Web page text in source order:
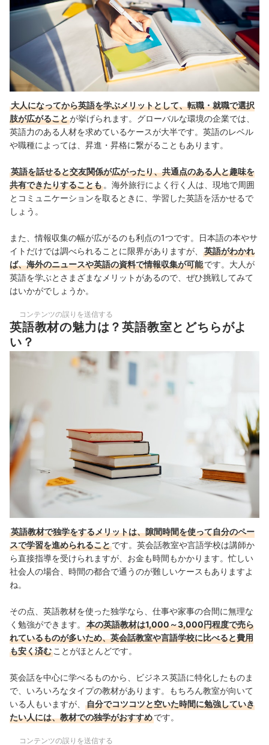
大人用の英語教材の売れ筋ランキングもチェック！
大人になってから英語を学ぶメリットとして、転職・就職で選択
肢が広がることが挙げられます。グローバルな環境の企業では、
英語力のある人材を求めているケースが大半です。英語のレベル
や職種によっては、昇進・昇格に繋がることもあります。
英語を話せると交友関係が広がったり、共通点のある人と趣味を
共有できたりすることも 。海外旅行によく行く人は、現地で周囲
とコミュニケーションを取るときに、学習した英語を活かせるで
しょう。
また、情報収集の幅が広がるのも利点の1つです。日本語の本やサ
イトだけでは調べられることに限界がありますが、
英語がわかれ
ば、海外のニュースや英語の資料で情報収集が可能です。大人が
英語を学ぶとさまざまなメリットがあるので、ぜひ挑戦してみて
はいかがでしょうか。
コンテンツの誤りを送信する
英語教材の魅力は？英語教室とどちらがよ
い？
英語教材で独学をするメリットは、隙間時間を使って自分のペー
スで学習を進められることです。英会話教室や言語学校は講師か
ら直接指導を受けられますが、 お金も時間もかかります。忙しい
社会人の場合、時間の都合で通うのが難しいケースもありますよ
ね。
その点、英語教材を使った独学なら、仕事や家事の合間に無理な
く勉強ができます。
本の英語教材は1,000～3,000円程度で売ら
れているものが多いため、英会話教室や言語学校に比べると費用
も安く済む ことがほとんどです。
英会話を中心に学べるものから、ビジネス英語に特化したものま
で、いろいろなタイプの教材があります。もちろん教室が向いて
いる人もいますが、
自分でコツコツと空いた時間に勉強していき
たい人には、教材での独学がおすすめです。
コンテンツの誤りを送信する